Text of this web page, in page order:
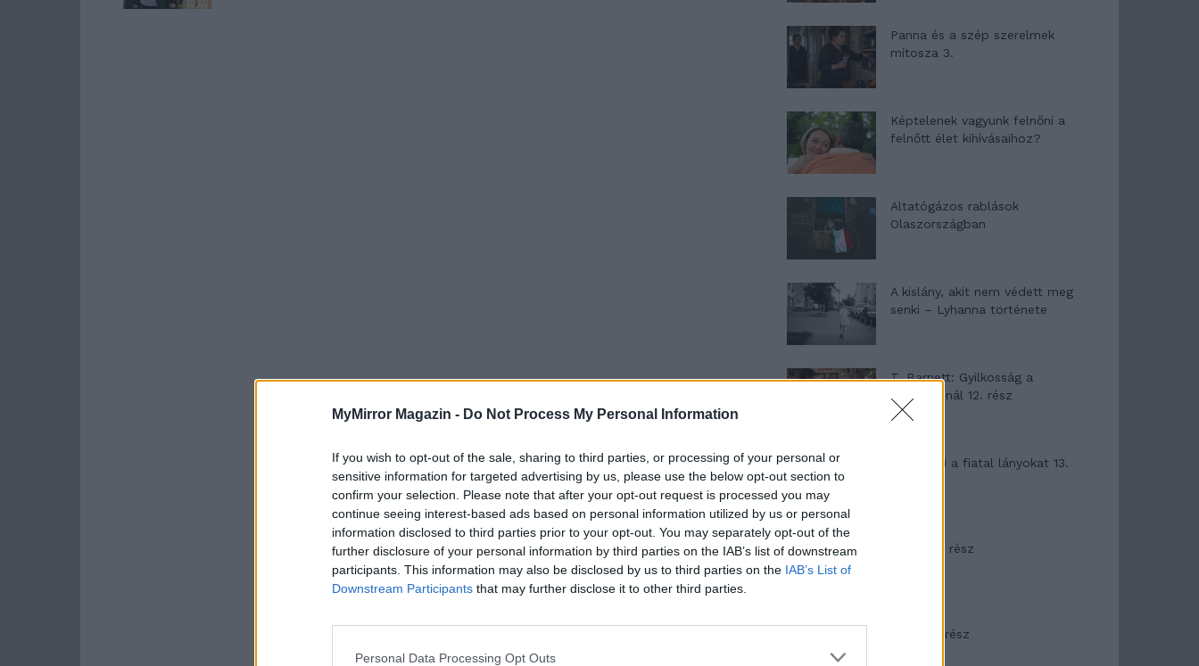
MyMirror Magazin - Do Not Process My Personal Information
If you wish to opt-out of the sale, sharing to third parties, or processing of your personal or
sensitive information for targeted advertising by us, please use the below opt-out section to
confirm your selection. Please note that after your opt-out request is processed you may
continue seeing interest-based ads based on personal information utilized by us or personal
information disclosed to third parties prior to your opt-out. You may separately opt-out of the
further disclosure of your personal information by third parties on the IAB’s list of downstream
participants. This information may also be disclosed by us to third parties on the IAB’s List of
Downstream Participants that may further disclose it to other third parties.
Personal Data Processing Opt Outs
Panna és a szép szerelmek
mítosza 3.
Képtelenek vagyunk felnőni a
felnőtt élet kihívásaihoz?
Altatógázos rablások
Olaszországban
A kislány, akit nem védett meg
senki – Lyhanna története
T. Barnett: Gyilkosság a
Garda-tónál 12. rész
T. szereti a fiatal lányokat 13.
Minka 10. rész
Minka 9. rész